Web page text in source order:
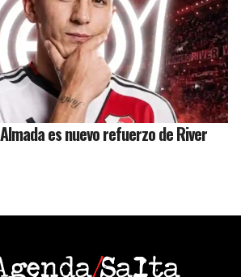
es nuevo refuerzo de River